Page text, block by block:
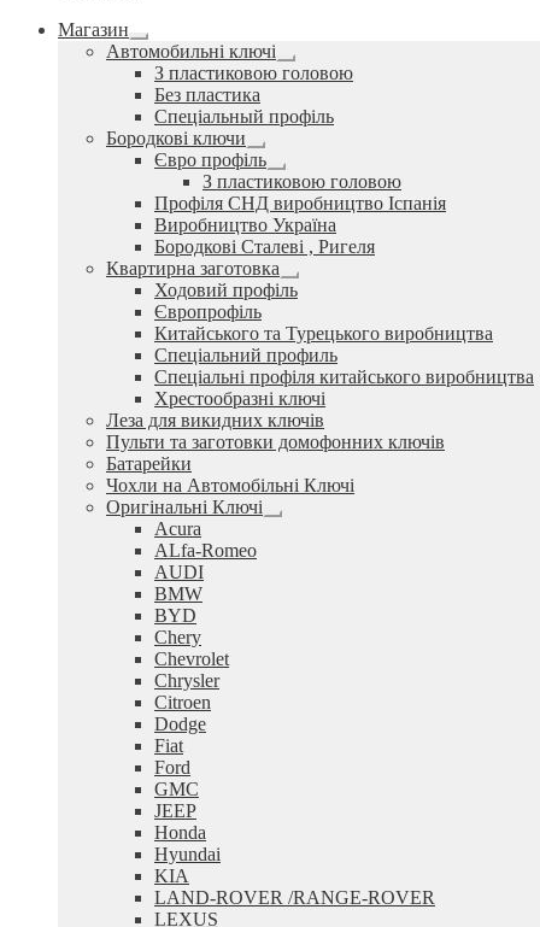
Магазин
Розгорнуте
вкладене
меню
Автомобильні ключі
Розгорнуте
вкладене
З пластиковою головою
Без пластика
Спеціальный профіль
Бородкові ключи
Розгорнуте
вкладене
меню
Євро профіль
Розгорнуте
вкладене
меню
З пластиковою головою
Профіля СНД виробництво Іспанія
Виробництво Україна
Бородкові Сталеві , Ригеля
Квартирна заготовка
Розгорнуте
вкладене
Ходовий профіль
Європрофіль
Китайського та Турецького виробництва
Спеціальний профиль
Спеціальні профіля китайського виробництва
Хрестообразні ключі
Леза для викидних ключів
Пульти та заготовки домофонних ключів
Батарейки
Чохли на Автомобільні Ключі
Оригінальні Ключі
Розгорнуте
Acura
ALfa-Romeo
AUDI
BMW
BYD
Chery
Chevrolet
Chrysler
Citroen
Dodge
Fiat
Ford
GMC
JEEP
Honda
Hyundai
KIA
LAND-ROVER /RANGE-ROVER
LEXUS